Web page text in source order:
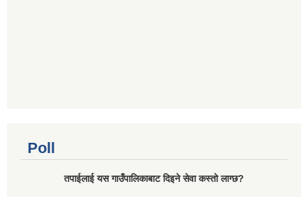
Poll
तपाईलाई यस गाउँपालिकाबाट दिइने सेवा कस्तो लाग्छ?